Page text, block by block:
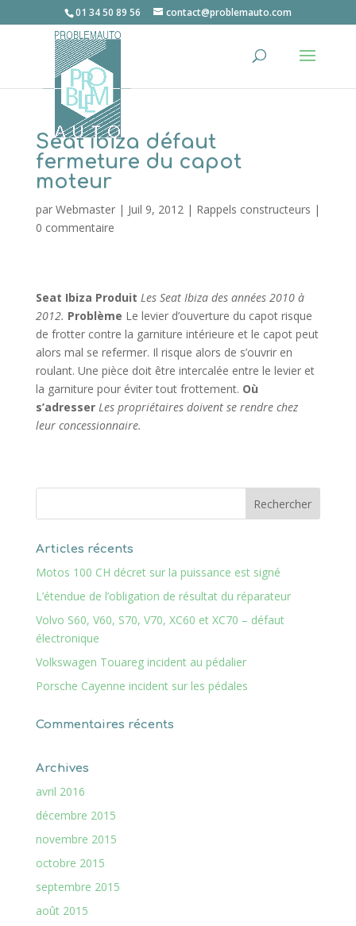
01 34 50 89 56 contact@problemauto.com
Seat Ibiza défaut
fermeture du capot
moteur
par Webmaster| Juil 9, 2012| Rappels constructeurs |
0 commentaire
Seat Ibiza Produit Les Seat Ibiza des années 2010 à
2012. Problème Le levier d’ouverture du capot risque
de frotter contre la garniture intérieure et le capot peut
alors mal se refermer. Il risque alors de s’ouvrir en
roulant. Une pièce doit être intercalée entre le levier et
la garniture pour éviter tout frottement. Où
s’adresser Les propriétaires doivent se rendre chez
leur concessionnaire.
Articles récents
Motos 100 CH décret sur la puissance est signé
L’étendue de l’obligation de résultat du réparateur
Volvo S60, V60, S70, V70, XC60 et XC70 – défaut
électronique
Volkswagen Touareg incident au pédalier
Porsche Cayenne incident sur les pédales
Commentaires récents
Archives
avril 2016
décembre 2015
novembre 2015
octobre 2015
septembre 2015
août 2015